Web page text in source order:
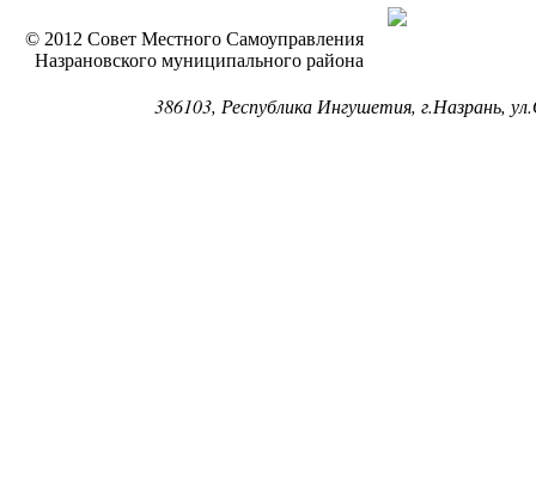
© 2012 Совет Местного Самоуправления
Назрановского муниципального района
386103, Республика Ингушетия, г.Назрань,